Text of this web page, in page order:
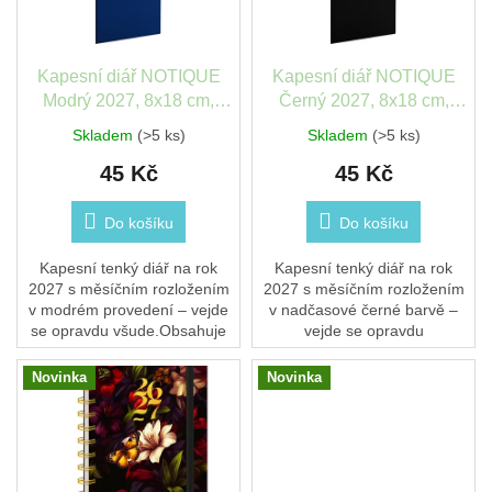
Kapesní diář NOTIQUE
Modrý 2027, 8x18 cm,
Skladem (>5 ks)
45 Kč
Do košíku
Kapesní tenký diář na rok
2027 s měsíčním rozložením
v modrém provedení – vejde
se opravdu všude.Obsahuje
české kalendárium se jmény a
svátky, pracovní kalendář a
přehled...
Kapesní diář NOTIQUE
Černý 2027, 8x18 cm,
Skladem (>5 ks)
45 Kč
Do košíku
Kapesní tenký diář na rok
2027 s měsíčním rozložením
v nadčasové černé barvě –
vejde se opravdu
všude.Obsahuje české
kalendárium se jmény a
svátky, pracovní kalendář a...
Novinka Novinka